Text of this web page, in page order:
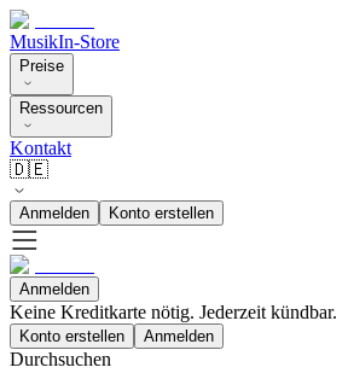
MusikIn-Store
Preise
Ressourcen
Kontakt
🇩🇪
Anmelden Konto erstellen
Anmelden
Keine Kreditkarte nötig. Jederzeit kündbar.
Konto erstellen Anmelden
Durchsuchen